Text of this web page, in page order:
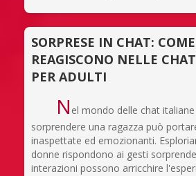
SORPRESE IN CHAT:
REAGISCONO NELLE
PER ADULTI
N el mondo delle chat
sorprendere una ragazza può
inaspettate ed emozionanti.
donne rispondono ai gesti
interazioni possono arricchire